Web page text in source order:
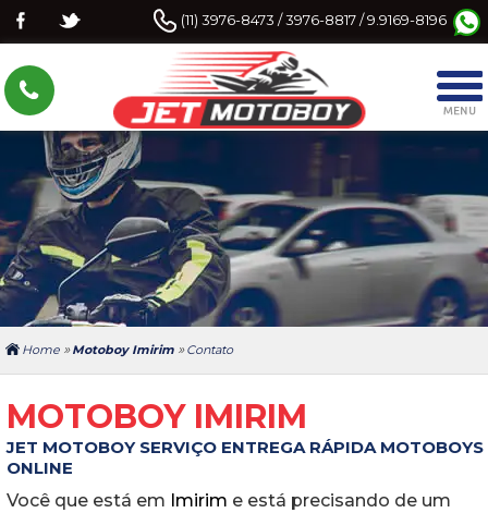
(11) 3976-8473 / 3976-8817 / 9.9169-8196
Home » Motoboy Imirim » Contato
MOTOBOY IMIRIM
JET MOTOBOY SERVIÇO ENTREGA RÁPIDA MOTOBOYS
ONLINE
Você que está em Imirim e está precisando de um